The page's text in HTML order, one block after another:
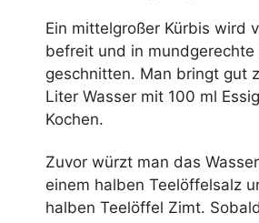
Ein mittelgroßer Kürbis wird
befreit und in mundgerechte
geschnitten. Man bringt gut
Liter Wasser mit 100 ml
Kochen.
Zuvor würzt man das
einem halben Teelöffelsalz
halben Teelöffel Zimt.